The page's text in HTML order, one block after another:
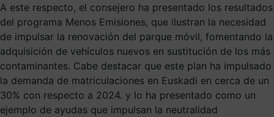
A este respecto, el consejero ha presentado los resultados
del programa Menos Emisiones, que ilustran la necesidad
de impulsar la renovación del parque móvil, fomentando la
adquisición de vehículos nuevos en sustitución de los más
contaminantes. Cabe destacar que este plan ha impulsado
la demanda de matriculaciones en Euskadi en cerca de un
30% con respecto a 2024. y lo ha presentado como un
ejemplo de ayudas que impulsan la neutralidad